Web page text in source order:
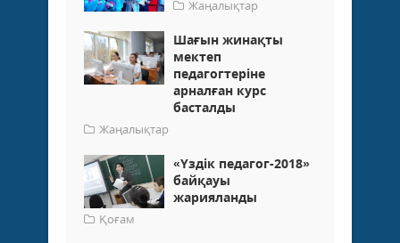
Жаңалықтар
Шағын жинақты
мектеп
педагогтеріне
арналған курс
басталды
Жаңалықтар
«Үздік педагог-2018»
байқауы
жарияланды
Қоғам